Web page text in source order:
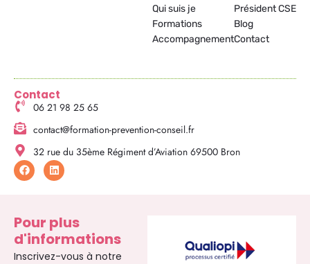
Président CSE
Blog
Contact
Qui suis je
Formations
Accompagnement
Contact
06 21 98 25 65
contact@formation-prevention-conseil.fr
32 rue du 35ème Régiment d’Aviation 69500 Bron
F
a
c
o
o
k
L
i
n
d
i
n
Pour plus
d'informations
Inscrivez-vous à notre